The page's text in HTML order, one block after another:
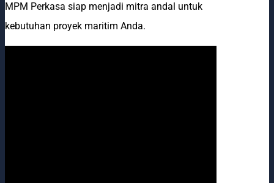
MPM Perkasa siap menjadi mitra andal untuk
kebutuhan proyek maritim Anda.